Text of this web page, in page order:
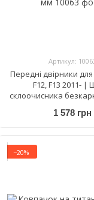
Артикул:
Передні двірники для
F12, F13 2011- |
склоочисника
1 578 грн
−20%